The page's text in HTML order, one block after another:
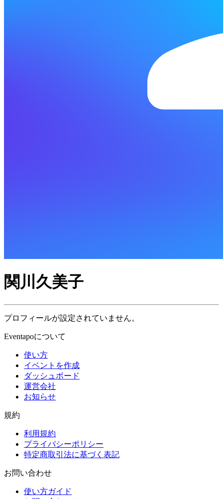
関川久美子
プロフィールが設定されていません。
Eventapoについて
使い方
イベントを作成
ダッシュボード
運営会社
お知らせ
規約
利用規約
プライバシーポリシー
特定商取引法に基づく表記
お問い合わせ
使い方ガイド